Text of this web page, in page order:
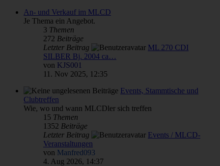
An- und Verkauf im MLCD
Je Thema ein Angebot.
3 Themen
272 Beiträge
Letzter Beitrag
ML 270 CDI
SILBER Bj. 2004 ca…
von KJS001
11. Nov 2025, 12:35
Events, Stammtische und
Clubtreffen
Wie, wo und wann MLCDler sich treffen
15 Themen
1352 Beiträge
Letzter Beitrag
Events / MLCD-
Veranstaltungen
von Manfred093
4. Aug 2026, 14:37